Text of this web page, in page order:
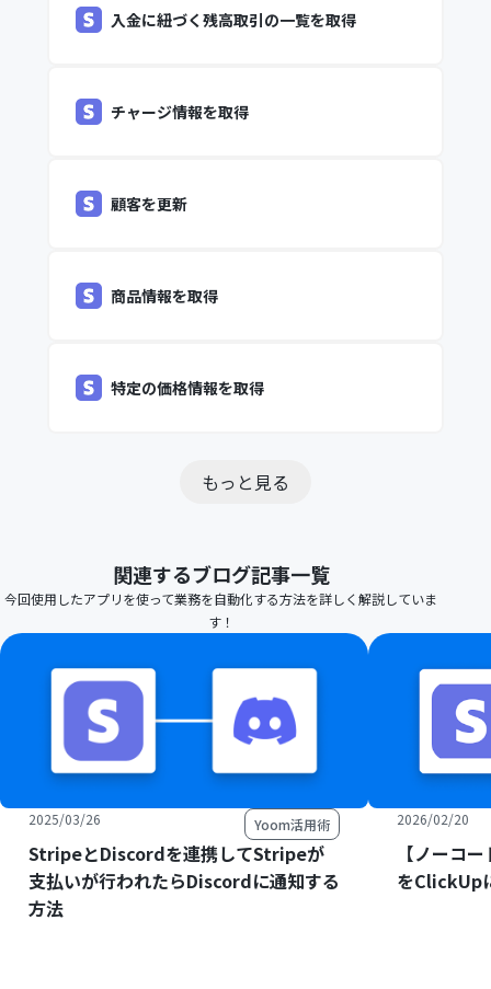
入金に紐づく残高取引の一覧を取得
チャージ情報を取得
顧客を更新
商品情報を取得
特定の価格情報を取得
もっと見る
関連するブログ記事一覧
今回使用したアプリを使って業務を自動化する方法を詳しく解説していま
す！
2025/03/26 Yoom活用術
StripeとDiscordを連携してStripeが
支払いが行われたらDiscordに通知する
方法
2026/02/20
【ノーコ
をClickUp